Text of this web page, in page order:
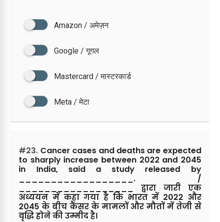
Amazon / अमेज़न
Google / गूगल
Mastercard / मास्टरकार्ड
Meta / मेटा
#23. Cancer cases and deaths are expected
to sharply increase between 2022 and 2045
in India, said a study released by
__________________. /
__________________ द्वारा जारी एक
अध्ययन में कहा गया है कि भारत में 2022 और
2045 के बीच कैंसर के मामलों और मौतों में तेजी से
वृद्धि होने की उम्मीद है।